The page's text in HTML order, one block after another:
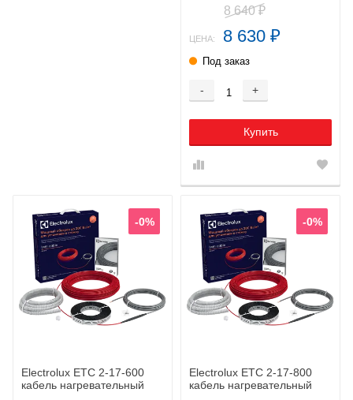
8 640₽
ЦЕНА: 8 630 ₽
Под заказ
- +
Купить
-0%
Electrolux ETC 2-17-600
кабель нагревательный
-0%
Electrolux ETC 2-17-800
кабель нагревательный